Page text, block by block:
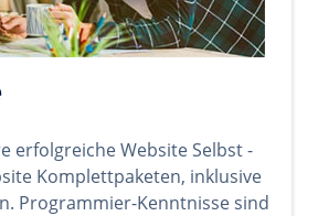
erfolgreiche Website Selbst -
Komplettpaketen, inklusive
Programmier-Kenntnisse sind